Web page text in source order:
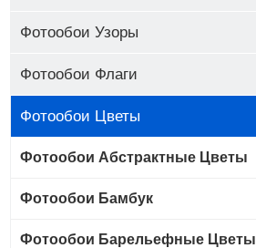
Фотообои Узоры
Фотообои Флаги
Фотообои Цветы
Фотообои Абстрактные Цветы
Фотообои Бамбук
Фотообои Барельефные Цветы